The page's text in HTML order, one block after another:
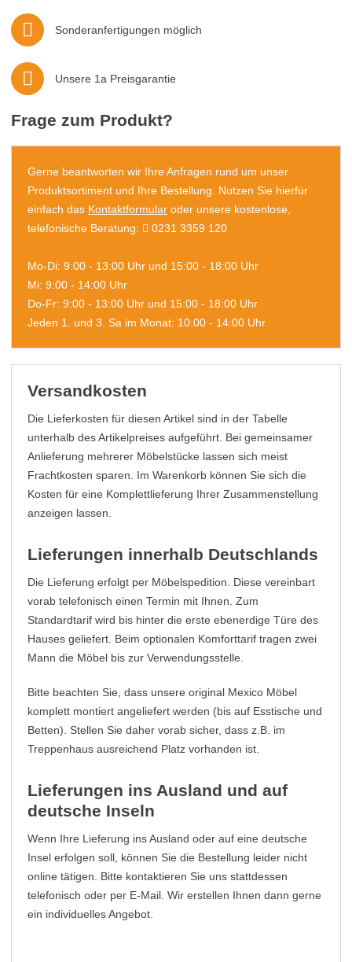
Sonderanfertigungen möglich
Unsere 1a Preisgarantie
Frage zum Produkt?
Gerne beantworten wir Ihre Anfragen rund um unser
Produktsortiment und Ihre Bestellung. Nutzen Sie hierfür
einfach das Kontaktformular oder unsere kostenlose,
telefonische Beratung:
0231 3359 120
Mo-Di: 9:00 - 13:00 Uhr und 15:00 - 18:00 Uhr
Mi: 9:00 - 14:00 Uhr
Do-Fr: 9:00 - 13:00 Uhr und 15:00 - 18:00 Uhr
Jeden 1. und 3. Sa im Monat: 10:00 - 14:00 Uhr
Versandkosten
Die Lieferkosten für diesen Artikel sind in der Tabelle
unterhalb des Artikelpreises aufgeführt. Bei gemeinsamer
Anlieferung mehrerer Möbelstücke lassen sich meist
Frachtkosten sparen. Im Warenkorb können Sie sich die
Kosten für eine Komplettlieferung Ihrer Zusammenstellung
anzeigen lassen.
Lieferungen innerhalb Deutschlands
Die Lieferung erfolgt per Möbelspedition. Diese vereinbart
vorab telefonisch einen Termin mit Ihnen. Zum
Standardtarif wird bis hinter die erste ebenerdige Türe des
Hauses geliefert. Beim optionalen Komforttarif tragen zwei
Mann die Möbel bis zur Verwendungsstelle.
Bitte beachten Sie, dass unsere original Mexico Möbel
komplett montiert angeliefert werden (bis auf Esstische und
Betten). Stellen Sie daher vorab sicher, dass z.B. im
Treppenhaus ausreichend Platz vorhanden ist.
Lieferungen ins Ausland und auf
deutsche Inseln
Wenn Ihre Lieferung ins Ausland oder auf eine deutsche
Insel erfolgen soll, können Sie die Bestellung leider nicht
online tätigen. Bitte kontaktieren Sie uns stattdessen
telefonisch oder per E-Mail. Wir erstellen Ihnen dann gerne
ein individuelles Angebot.